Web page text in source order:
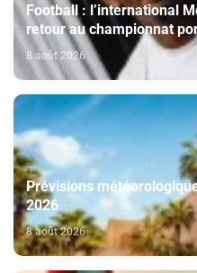
Football : l’international
retour au championnat
Viseu
8 août 2026
Prévisions
2026
8 août 2026